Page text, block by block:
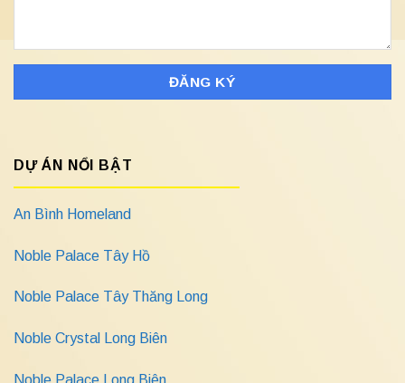
DỰ ÁN NỔI BẬT
An Bình Homeland
Noble Palace Tây Hồ
Noble Palace Tây Thăng Long
Noble Crystal Long Biên
Noble Palace Long Biên